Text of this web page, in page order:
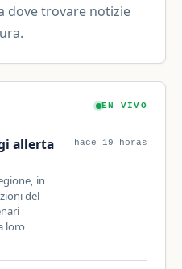
dove trovare notizie
EN VIVO
allerta
in
del
loro
hace 19 horas